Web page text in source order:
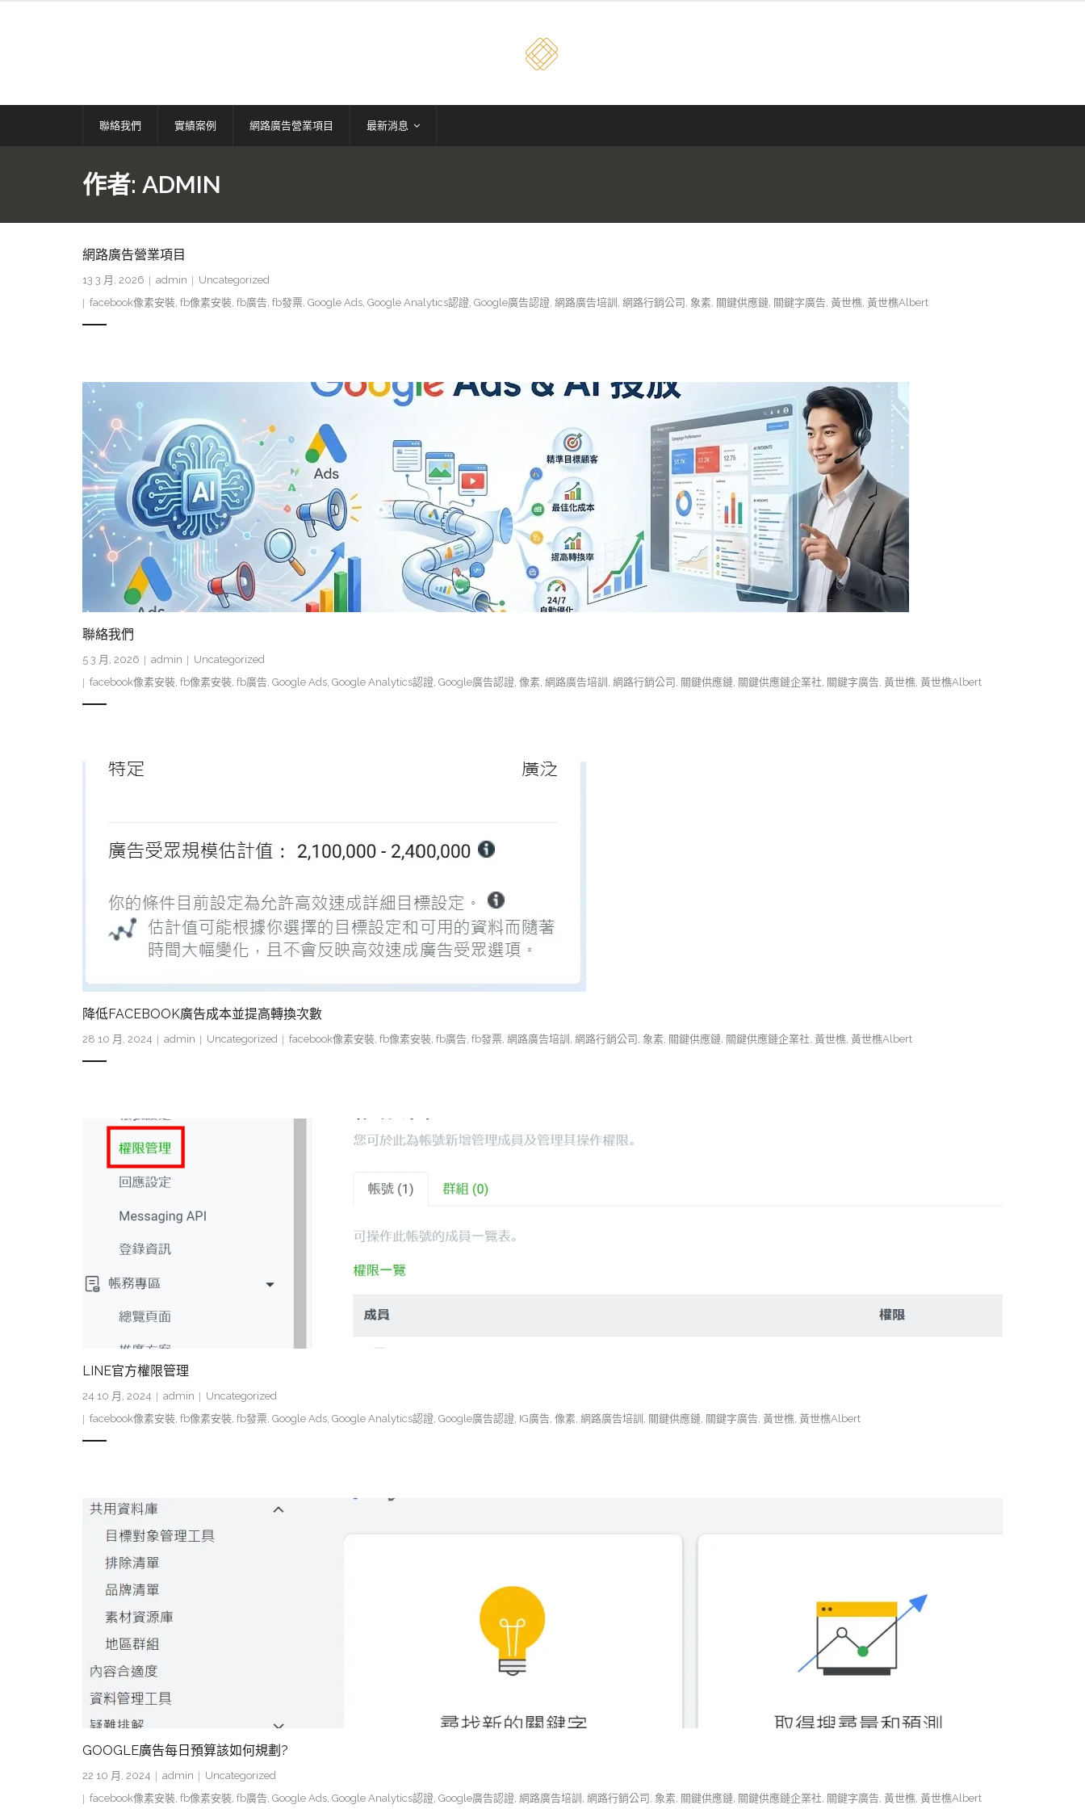
聯絡我們 實績案例 網路廣告營業項目 最新消息
作者: ADMIN
網路廣告營業項目
13 3 月, 2026 admin
Uncategorized
facebook像素安裝, fb像素安裝, fb廣告, fb發票, Google Ads, Google Analytics認證, Google廣告認證, 網路廣告培訓 , 網路行銷公司 , 象素, 關鍵供應鏈, 關鍵字廣告, 黃世樵, 黃世樵Albert
聯絡我們
5 3 月, 2026 admin
Uncategorized
facebook像素安裝, fb像素安裝, fb廣告, Google Ads, Google Analytics認證, Google廣告認證, 像素, 網路廣告培訓 , 網路行銷公司 , 關鍵供應鏈, 關鍵供應鏈企業社, 關鍵字廣告, 黃世樵, 黃世樵Albert
降低FACEBOOK廣告成本並提高轉換次數
28 10 月, 2024 admin Uncategorized facebook像素安裝, fb像素安裝, fb廣告, fb發票, 網路廣告培訓 , 網路行銷公司 , 象素, 關鍵供應鏈, 關鍵供應鏈企業社, 黃世樵, 黃世樵Albert
LINE官方權限管理
24 10 月, 2024 admin
Uncategorized
facebook像素安裝, fb像素安裝, fb發票, Google Ads, Google Analytics認證, Google廣告認證, IG廣告, 像素, 網路廣告培訓 , 關鍵供應鏈, 關鍵字廣告, 黃世樵, 黃世樵Albert
GOOGLE廣告每日預算該如何規劃?
22 10 月, 2024 admin
Uncategorized
facebook像素安裝, fb像素安裝, fb廣告, Google Ads, Google Analytics認證, Google廣告認證, 網路廣告培訓 , 網路行銷公司 , 象素, 關鍵供應鏈, 關鍵供應鏈企業社, 關鍵字廣告, 黃世樵, 黃世樵Albert